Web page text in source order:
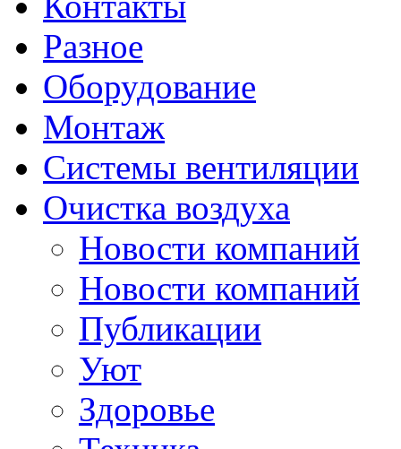
Разное
Оборудование
Монтаж
Системы вентиляции
Очистка воздуха
Новости компаний
Новости компаний
Публикации
Уют
Здоровье